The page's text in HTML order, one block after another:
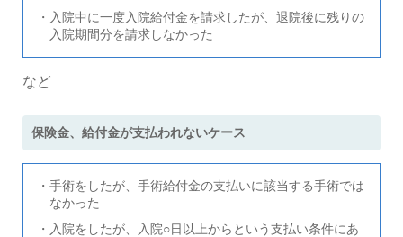
・入院中に一度入院給付金を請求したが、退院後に残りの
入院期間分を請求しなかった
など
保険金、給付金が支払われないケース
・手術をしたが、手術給付金の支払いに該当する手術では
なかった
・入院をしたが、入院○日以上からという支払い条件にあ